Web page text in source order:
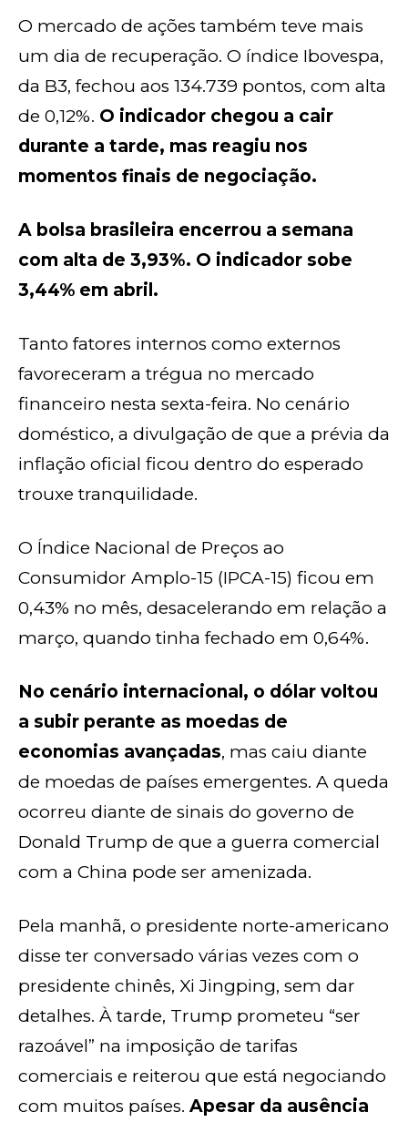
O mercado de ações também teve mais
um dia de recuperação. O índice Ibovespa,
da B3, fechou aos 134.739 pontos, com alta
de 0,12%. O indicador chegou a cair
durante a tarde, mas reagiu nos
momentos finais de negociação.
A bolsa brasileira encerrou a semana
com alta de 3,93%. O indicador sobe
3,44% em abril.
Tanto fatores internos como externos
favoreceram a trégua no mercado
financeiro nesta sexta-feira. No cenário
doméstico, a divulgação de que a prévia da
inflação oficial ficou dentro do esperado
trouxe tranquilidade.
O Índice Nacional de Preços ao
Consumidor Amplo-15 (IPCA-15) ficou em
0,43% no mês, desacelerando em relação a
março, quando tinha fechado em 0,64%.
No cenário internacional, o dólar voltou
a subir perante as moedas de
economias avançadas, mas caiu diante
de moedas de países emergentes. A queda
ocorreu diante de sinais do governo de
Donald Trump de que a guerra comercial
com a China pode ser amenizada.
Pela manhã, o presidente norte-americano
disse ter conversado várias vezes com o
presidente chinês, Xi Jingping, sem dar
detalhes. À tarde, Trump prometeu “ser
razoável” na imposição de tarifas
comerciais e reiterou que está negociando
com muitos países. Apesar da ausência